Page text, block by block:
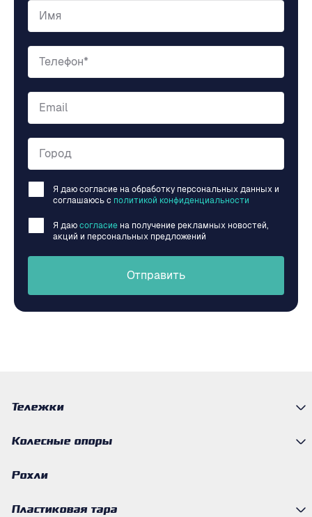
Имя
Телефон*
Email
Город
Я даю согласие на обработку персональных данных и
соглашаюсь c политикой конфиденциальности
Я даю согласие на получение рекламных новостей,
акций и персональных предложений
Отправить
Тележки
Колесные опоры
Рохли
Пластиковая тара